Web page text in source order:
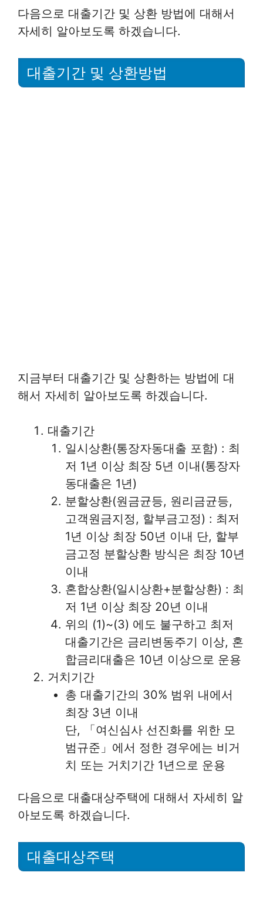
다음으로 대출기간 및 상환 방법에 대해서
자세히 알아보도록 하겠습니다.
대출기간 및 상환방법
지금부터 대출기간 및 상환하는 방법에 대
해서 자세히 알아보도록 하겠습니다.
대출기간
일시상환(통장자동대출 포함) : 최
저 1년 이상 최장 5년 이내(통장자
동대출은 1년)
분할상환(원금균등, 원리금균등,
고객원금지정, 할부금고정) : 최저
1년 이상 최장 50년 이내 단, 할부
금고정 분할상환 방식은 최장 10년
이내
혼합상환(일시상환+분할상환) : 최
저 1년 이상 최장 20년 이내
위의 (1)~(3) 에도 불구하고 최저
대출기간은 금리변동주기 이상, 혼
합금리대출은 10년 이상으로 운용
거치기간
총 대출기간의 30% 범위 내에서
최장 3년 이내
단, 「여신심사 선진화를 위한 모
범규준」에서 정한 경우에는 비거
치 또는 거치기간 1년으로 운용
다음으로 대출대상주택에 대해서 자세히 알
아보도록 하겠습니다.
대출대상주택